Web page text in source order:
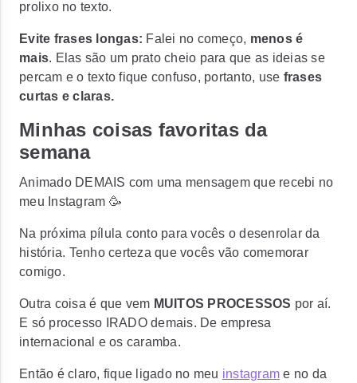
prolixo no texto.
Evite frases longas: Falei no começo, menos é
mais. Elas são um prato cheio para que as ideias se
percam e o texto fique confuso, portanto, use frases
curtas e claras.
Minhas coisas favoritas da
semana
Animado DEMAIS com uma mensagem que recebi no
meu Instagram 🥳
Na próxima pílula conto para vocês o desenrolar da
história. Tenho certeza que vocês vão comemorar
comigo.
Outra coisa é que vem MUITOS PROCESSOS por aí.
E só processo IRADO demais. De empresa
internacional e os caramba.
Então é claro, fique ligado no meu instagram e no da